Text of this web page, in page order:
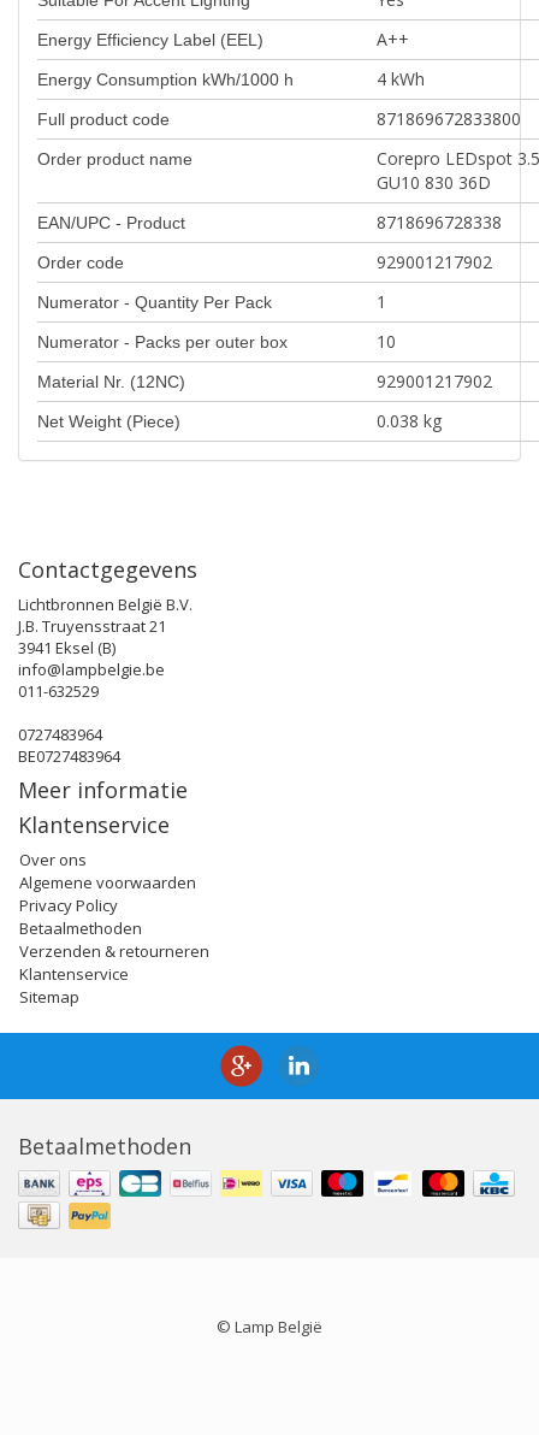
Energy Efficiency Label (EEL) A++
Energy Consumption kWh/1000 h 4 kWh
Full product code 871869672833800
Order product name
Corepro LEDspot
GU10 830 36D
EAN/UPC - Product 8718696728338
Order code 929001217902
Numerator - Quantity Per Pack 1
Numerator - Packs per outer box 10
Material Nr. (12NC) 929001217902
Net Weight (Piece) 0.038 kg
Contactgegevens
Lichtbronnen België B.V.
J.B. Truyensstraat 21
3941 Eksel (B)
info@lampbelgie.be
011-632529
0727483964
BE0727483964
Meer informatie
Klantenservice
Over ons
Algemene voorwaarden
Privacy Policy
Betaalmethoden
Verzenden & retourneren
Klantenservice
Sitemap
Betaalmethoden
© Lamp België